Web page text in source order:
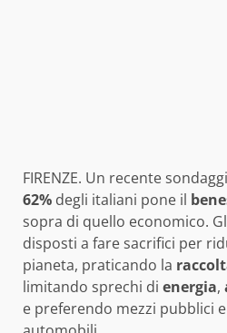
FIRENZE. Un recente
62% degli italiani pone il
sopra di quello economico.
disposti a fare sacrifici per
pianeta, praticando la
limitando sprechi di energia,
e preferendo mezzi pubblici